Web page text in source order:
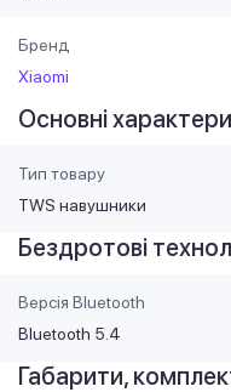
Бренд
Xiaomi
Основні
Тип товару
TWS навушники
Бездротові
Версія Bluetooth
Bluetooth 5.4
Габарити,